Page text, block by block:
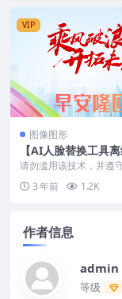
VIP
图像图形
【AI人脸替换工具
版V3.0】一张图实
者图片换脸！
请勿滥用该技术，并遵
规！本资源会员免费 更
件基于开源的项目r...
3 年前 1.2K
作者信息
admin
等级